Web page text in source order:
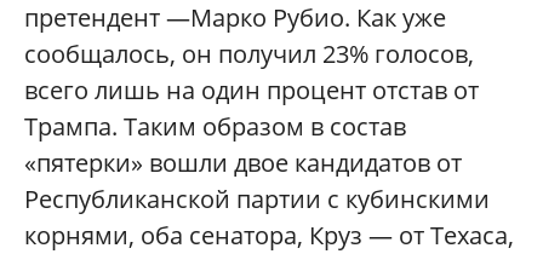
претендент —Марко Рубио. Как уже
сообщалось, он получил 23% голосов,
всего лишь на один процент отстав от
Трампа. Таким образом в состав
«пятерки» вошли двое кандидатов от
Республиканской партии с кубинскими
корнями, оба сенатора, Круз — от Техаса,